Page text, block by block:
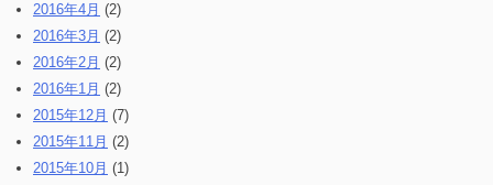
2016年4月 (2)
2016年3月 (2)
2016年2月 (2)
2016年1月 (2)
2015年12月 (7)
2015年11月 (2)
2015年10月 (1)